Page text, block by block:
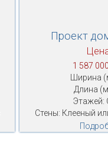
Проект
1 587
Ширина
Длина
Этажей:
Стены: Клееный